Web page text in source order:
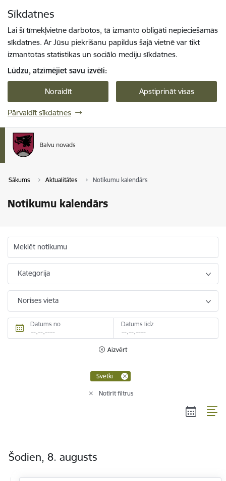
Sīkdatnes
Lai šī tīmekļvietne darbotos, tā izmanto obligāti nepieciešamās
sīkdatnes. Ar Jūsu piekrišanu papildus šajā vietnē var tikt
izmantotas statistikas un sociālo mediju sīkdatnes.
Lūdzu, atzīmējiet savu izvēli:
Noraidīt Apstiprināt visas
Pārvaldīt sīkdatnes
Sākums Aktualitātes Notikumu kalendārs
Notikumu kalendārs
Meklēt notikumu
Kategorija
Norises vieta
Datums no Datums līdz
Aizvērt
Svētki
Notīrīt filtrus
Šodien, 8. augusts